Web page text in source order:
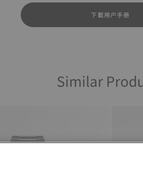
下載用户手册
Similar